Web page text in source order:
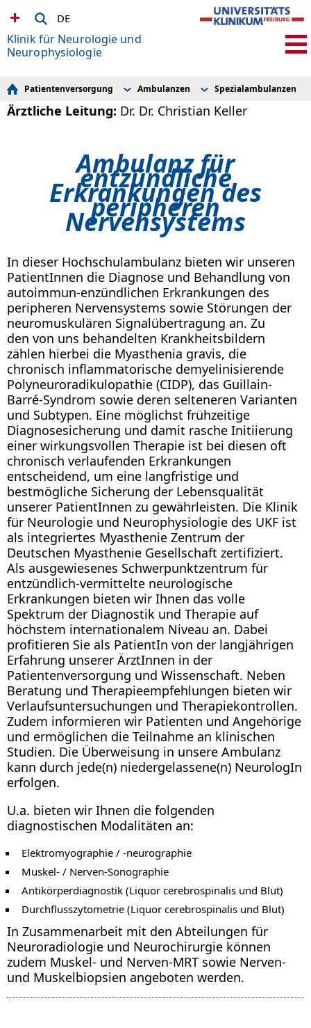
DE
Klinik für Neurologie und
Neurophysiologie
Patientenversorgung
Ambulanzen
Ambulanzen
Privatsprechstunden
iABS
Interdisziplinäre Sprechstunde
Spezialambulanzen
Spezialambulanzen
Neurodegeneration 1
Erkrankungen
Neuroimmunologie 2
Neuromuskuläre
Ärztliche Leitung: Dr. Dr. Christian Keller
Ambulanz für
entzündliche
Erkrankungen des
peripheren
Nervensystems
In dieser Hochschulambulanz bieten wir unseren
PatientInnen die Diagnose und Behandlung von
autoimmun-enzündlichen Erkrankungen des
peripheren Nervensystems sowie Störungen der
neuromuskulären Signalübertragung an. Zu
den von uns behandelten Krankheitsbildern
zählen hierbei die Myasthenia gravis, die
chronisch inflammatorische demyelinisierende
Polyneuroradikulopathie (CIDP), das Guillain-
Barré-Syndrom sowie deren selteneren Varianten
und Subtypen. Eine möglichst frühzeitige
Diagnosesicherung und damit rasche Initiierung
einer wirkungsvollen Therapie ist bei diesen oft
chronisch verlaufenden Erkrankungen
entscheidend, um eine langfristige und
bestmögliche Sicherung der Lebensqualität
unserer PatientInnen zu gewährleisten. Die Klinik
für Neurologie und Neurophysiologie des UKF ist
als integriertes Myasthenie Zentrum der
Deutschen Myasthenie Gesellschaft zertifiziert.
Als ausgewiesenes Schwerpunktzentrum für
entzündlich-vermittelte neurologische
Erkrankungen bieten wir Ihnen das volle
Spektrum der Diagnostik und Therapie auf
höchstem internationalem Niveau an. Dabei
profitieren Sie als PatientIn von der langjährigen
Erfahrung unserer ÄrztInnen in der
Patientenversorgung und Wissenschaft. Neben
Beratung und Therapieempfehlungen bieten wir
Verlaufsuntersuchungen und Therapiekontrollen.
Zudem informieren wir Patienten und Angehörige
und ermöglichen die Teilnahme an klinischen
Studien. Die Überweisung in unsere Ambulanz
kann durch jede(n) niedergelassene(n) NeurologIn
erfolgen.
U.a. bieten wir Ihnen die folgenden
diagnostischen Modalitäten an:
Elektromyographie / -neurographie
Muskel- / Nerven-Sonographie
Antikörperdiagnostik (Liquor cerebrospinalis und Blut)
Durchflusszytometrie (Liquor cerebrospinalis und Blut)
In Zusammenarbeit mit den Abteilungen für
Neuroradiologie und Neurochirurgie können
zudem Muskel- und Nerven-MRT sowie Nerven-
und Muskelbiopsien angeboten werden.